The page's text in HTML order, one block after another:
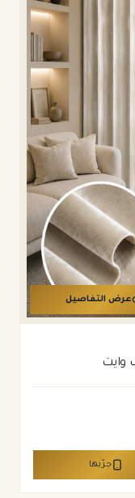
عرض التفاصيل
وايت
جرّبها